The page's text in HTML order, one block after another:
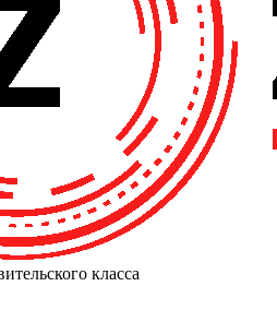
класса